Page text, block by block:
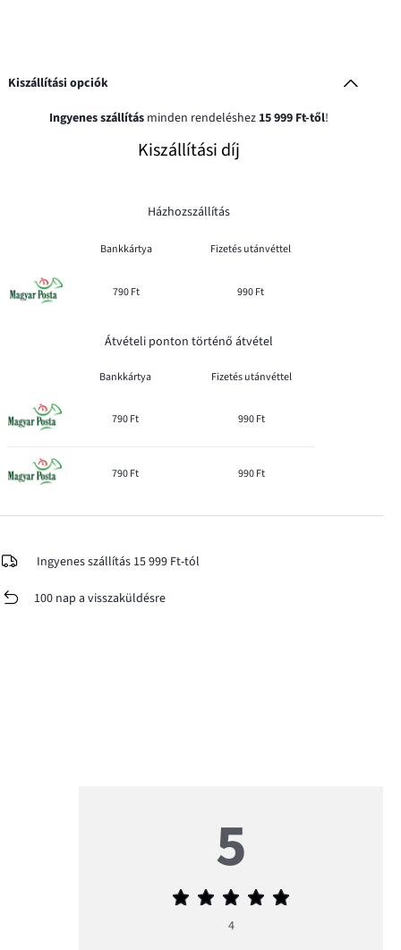
Kiszállítási opciók
Ingyenes szállításminden rendeléshez 15 999 Ft-től!
Kiszállítási díj
Házhozszállítás
Bankkártya Fizetés utánvéttel
790 Ft 990 Ft
Átvételi ponton történő átvétel
Bankkártya Fizetés utánvéttel
790 Ft 990 Ft
790 Ft 990 Ft
Ingyenes szállítás 15 999 Ft-tól
100 nap a visszaküldésre
5
Átlagos
5
4